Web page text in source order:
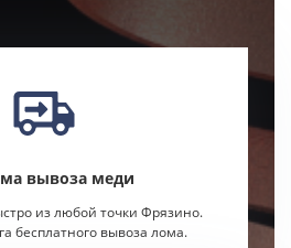
вывоза меди
из любой точки Фрязино.
бесплатного вывоза лома.